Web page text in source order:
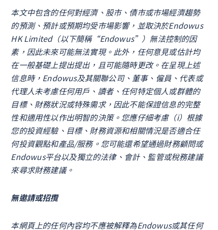
本文中包含的任何對經濟、股市、債市或市場經濟趨勢
的預測、預計或預期均受市場影響，並取決於Endowus
HK Limited（以下簡稱“Endowus”）無法控制的因
素，因此未來可能無法實現。此外，任何意見或估計均
在一般基礎上提出提出，且可能隨時更改。在呈現上述
信息時，Endowus及其關聯公司、董事、僱員、代表或
代理人未考慮任何用戶、讀者、任何特定個人或群體的
目標、財務狀況或特殊需求，因此不能保證信息的完整
性和適用性以作出明智的決策。您應仔細考慮（i）根據
您的投資經驗、目標、財務資源和相關情況是否適合任
何投資觀點和產品/服務。您可能還希望通過財務顧問或
Endowus平台以及獨立的法律、會計、監管或稅務建議
來尋求財務建議。
無邀請或招攬
本網頁上的任何內容均不應被解釋為Endowus或其任何